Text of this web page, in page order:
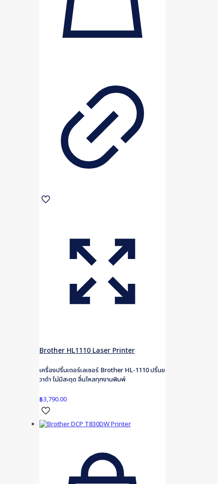
Brother HL1110 Laser Printer
เครื่องปริ้นเตอร์เลเซอร์ Brother HL-1110 ปริ้นข
วาดำ ไม่มีสะดุด ลื่นไหลทุกงานพิมพ์
฿3,790.00